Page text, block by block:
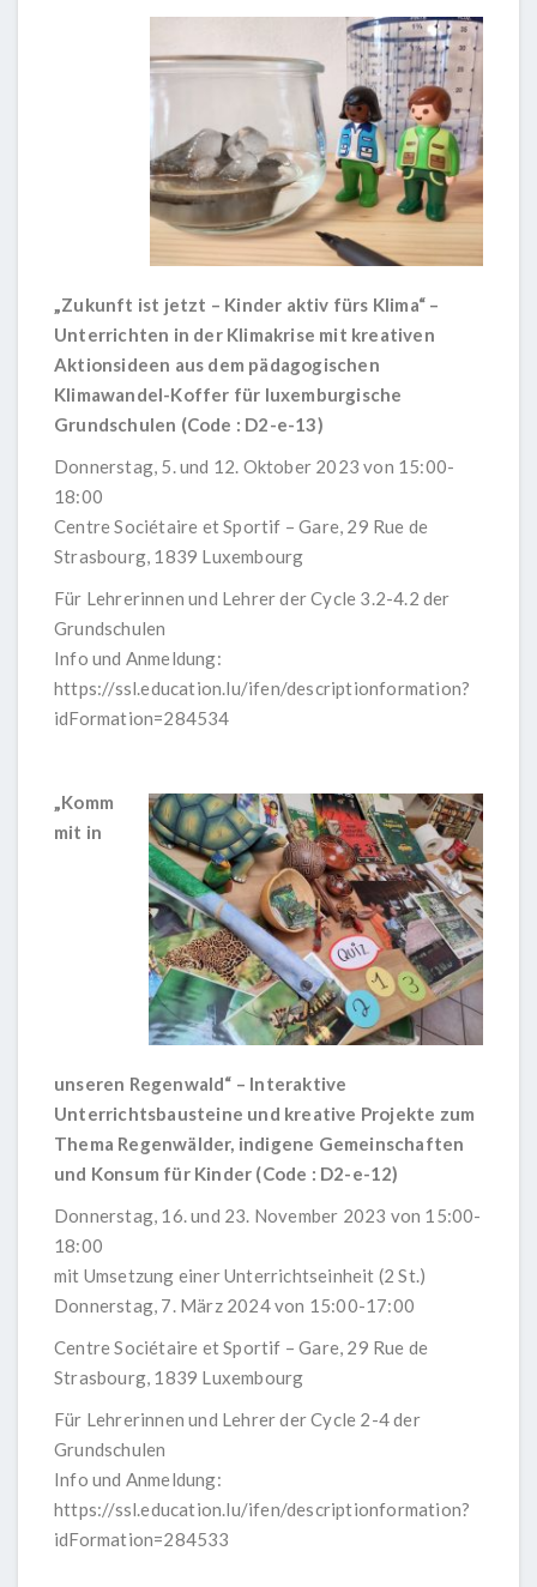
„Zukunft ist jetzt – Kinder aktiv fürs Klima“ –
Unterrichten in der Klimakrise mit kreativen
Aktionsideen aus dem pädagogischen
Klimawandel-Koffer für luxemburgische
Grundschulen (Code : D2-e-13)
Donnerstag, 5. und 12. Oktober 2023 von 15:00-
18:00
Centre Sociétaire et Sportif – Gare, 29 Rue de
Strasbourg, 1839 Luxembourg
Für Lehrerinnen und Lehrer der Cycle 3.2-4.2 der
Grundschulen
Info und Anmeldung:
https://ssl.education.lu/ifen/descriptionformation?
idFormation=284534
„Komm
mit in
unseren Regenwald“ – Interaktive
Unterrichtsbausteine und kreative Projekte zum
Thema Regenwälder, indigene Gemeinschaften
und Konsum für Kinder (Code : D2-e-12)
Donnerstag, 16. und 23. November 2023 von 15:00-
18:00
mit Umsetzung einer Unterrichtseinheit (2 St.)
Donnerstag, 7. März 2024 von 15:00-17:00
Centre Sociétaire et Sportif – Gare, 29 Rue de
Strasbourg, 1839 Luxembourg
Für Lehrerinnen und Lehrer der Cycle 2-4 der
Grundschulen
Info und Anmeldung:
https://ssl.education.lu/ifen/descriptionformation?
idFormation=284533